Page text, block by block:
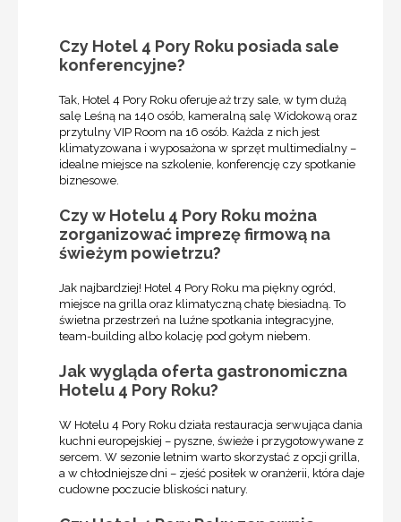
Czy Hotel 4 Pory Roku posiada sale
konferencyjne?
Tak, Hotel 4 Pory Roku oferuje aż trzy sale, w tym dużą
salę Leśną na 140 osób, kameralną salę Widokową oraz
przytulny VIP Room na 16 osób. Każda z nich jest
klimatyzowana i wyposażona w sprzęt multimedialny –
idealne miejsce na szkolenie, konferencję czy spotkanie
biznesowe.
Czy w Hotelu 4 Pory Roku można
zorganizować imprezę firmową na
świeżym powietrzu?
Jak najbardziej! Hotel 4 Pory Roku ma piękny ogród,
miejsce na grilla oraz klimatyczną chatę biesiadną. To
świetna przestrzeń na luźne spotkania integracyjne,
team-building albo kolację pod gołym niebem.
Jak wygląda oferta gastronomiczna
Hotelu 4 Pory Roku?
W Hotelu 4 Pory Roku działa restauracja serwująca dania
kuchni europejskiej – pyszne, świeże i przygotowywane z
sercem. W sezonie letnim warto skorzystać z opcji grilla,
a w chłodniejsze dni – zjeść posiłek w oranżerii, która daje
cudowne poczucie bliskości natury.